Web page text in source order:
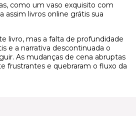
como um vaso exquisito com
assim livros online grátis sua
livro, mas a falta de profundidade
e a narrativa descontinuada o
As mudanças de cena abruptas
frustrantes e quebraram o fluxo da